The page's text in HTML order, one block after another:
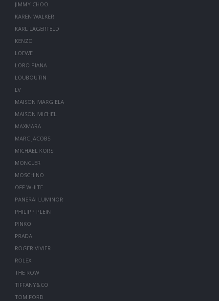
JIMMY CHOO
KAREN WALKER
KARL LAGERFELD
KENZO
LOEWE
LORO PIANA
LOUBOUTIN
LV
MAISON MARGIELA
MAISON MICHEL
MAXMARA
MARC JACOBS
MICHAEL KORS
MONCLER
MOSCHINO
OFF WHITE
PANERAI LUMINOR
PHILIPP PLEIN
PINKO
PRADA
ROGER VIVIER
ROLEX
THE ROW
TIFFANY&CO
TOM FORD